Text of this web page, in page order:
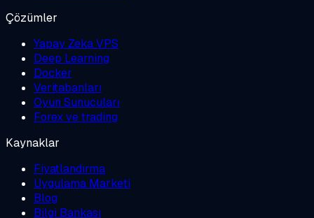
Çözümler
Yapay Zeka VPS
Deep Learning
Docker
Veritabanları
Oyun Sunucuları
Forex ve trading
Kaynaklar
Fiyatlandırma
Uygulama Marketi
Blog
Bilgi Bankası